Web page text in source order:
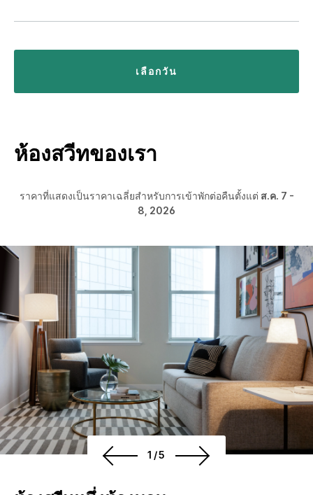
เลือกวัน
ห้องสวีทของเรา
ราคาที่แสดงเป็นราคาเฉลี่ยสำหรับการเข้าพักต่อคืนตั้งแต่ ส.ค. 7 -
8, 2026
1/5